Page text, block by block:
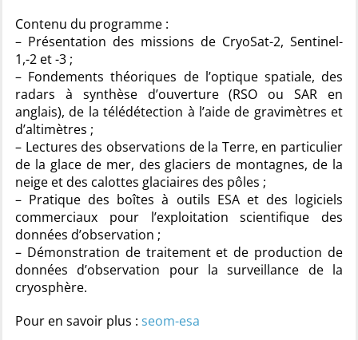
Contenu du programme :
– Présentation des missions de CryoSat-2, Sentinel-
1,-2 et -3 ;
– Fondements théoriques de l’optique spatiale, des
radars à synthèse d’ouverture (RSO ou SAR en
anglais), de la télédétection à l’aide de gravimètres et
d’altimètres ;
– Lectures des observations de la Terre, en particulier
de la glace de mer, des glaciers de montagnes, de la
neige et des calottes glaciaires des pôles ;
– Pratique des boîtes à outils ESA et des logiciels
commerciaux pour l’exploitation scientifique des
données d’observation ;
– Démonstration de traitement et de production de
données d’observation pour la surveillance de la
cryosphère.
Pour en savoir plus : seom-esa